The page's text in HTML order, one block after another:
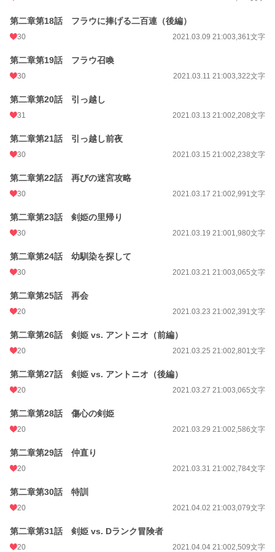
第二章第18話 フラウに捧げる二百連（後編）
30 2021.03.09 21:003,361文字
第二章第19話 フラウ召喚
30 2021.03.11 21:003,322文字
第二章第20話 引っ越し
31 2021.03.13 21:002,208文字
第二章第21話 引っ越し前夜
30 2021.03.15 21:002,238文字
第二章第22話 再びの迷宮攻略
30 2021.03.17 21:002,991文字
第二章第23話 剣姫の里帰り
30 2021.03.19 21:001,980文字
第二章第24話 幼馴染を探して
30 2021.03.21 21:003,065文字
第二章第25話 再会
20 2021.03.23 21:002,391文字
第二章第26話 剣姫 vs. アントニオ（前編）
20 2021.03.25 21:002,801文字
第二章第27話 剣姫 vs. アントニオ（後編）
20 2021.03.27 21:003,065文字
第二章第28話 傷心の剣姫
20 2021.03.29 21:002,586文字
第二章第29話 仲直り
20 2021.03.31 21:002,784文字
第二章第30話 特訓
20 2021.04.02 21:003,079文字
第二章第31話 剣姫 vs. Dランク冒険者
20 2021.04.04 21:002,509文字